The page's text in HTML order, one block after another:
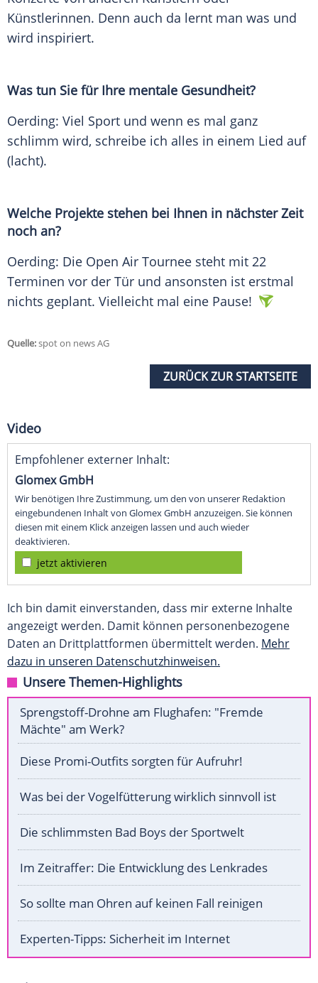
Künstlerinnen. Denn auch da lernt man was und
wird inspiriert.
Was tun Sie für Ihre mentale Gesundheit?
Oerding: Viel Sport und wenn es mal ganz
schlimm wird, schreibe ich alles in einem Lied auf
(lacht).
Welche Projekte stehen bei Ihnen in nächster Zeit
noch an?
Oerding: Die Open Air Tournee steht mit 22
Terminen vor der Tür und ansonsten ist erstmal
nichts geplant. Vielleicht mal eine Pause!
Quelle:spot on news AG
ZURÜCK ZUR STARTSEITE
Video
Empfohlener externer Inhalt:
Glomex GmbH
Wir benötigen Ihre Zustimmung, um den von unserer Redaktion
eingebundenen Inhalt von Glomex GmbH anzuzeigen. Sie können
diesen mit einem Klick anzeigen lassen und auch wieder
deaktivieren.
jetzt aktivieren
Ich bin damit einverstanden, dass mir externe Inhalte
angezeigt werden. Damit können personenbezogene
Daten an Drittplattformen übermittelt werden. Mehr
dazu in unseren Datenschutzhinweisen.
Unsere Themen-Highlights
Sprengstoff-Drohne am Flughafen: "Fremde
Mächte" am Werk?
Diese Promi-Outfits sorgten für Aufruhr!
Was bei der Vogelfütterung wirklich sinnvoll ist
Die schlimmsten Bad Boys der Sportwelt
Im Zeitraffer: Die Entwicklung des Lenkrades
So sollte man Ohren auf keinen Fall reinigen
Experten-Tipps: Sicherheit im Internet